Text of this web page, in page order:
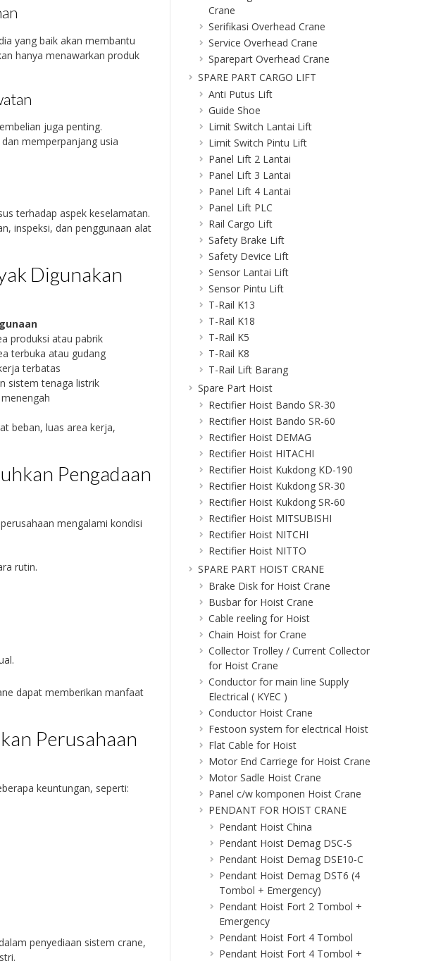
yang baik akan membantu
hanya menawarkan produk
juga penting.
memperpanjang usia
terhadap aspek keselamatan.
inspeksi, dan penggunaan alat
Digunakan
produksi atau pabrik
terbuka atau gudang
terbatas
sistem tenaga listrik
beban, luas area kerja,
Pengadaan
mengalami kondisi
rutin.
dapat memberikan manfaat
Perusahaan
keuntungan, seperti:
penyediaan sistem crane,
Crane
Serifikasi Overhead Crane
Service Overhead Crane
Sparepart Overhead Crane
SPARE PART CARGO LIFT
Anti Putus Lift
Guide Shoe
Limit Switch Lantai Lift
Limit Switch Pintu Lift
Panel Lift 2 Lantai
Panel Lift 3 Lantai
Panel Lift 4 Lantai
Panel Lift PLC
Rail Cargo Lift
Safety Brake Lift
Safety Device Lift
Sensor Lantai Lift
Sensor Pintu Lift
T-Rail K13
T-Rail K18
T-Rail K5
T-Rail K8
T-Rail Lift Barang
Spare Part Hoist
Rectifier Hoist Bando SR-30
Rectifier Hoist Bando SR-60
Rectifier Hoist DEMAG
Rectifier Hoist HITACHI
Rectifier Hoist Kukdong KD-190
Rectifier Hoist Kukdong SR-30
Rectifier Hoist Kukdong SR-60
Rectifier Hoist MITSUBISHI
Rectifier Hoist NITCHI
Rectifier Hoist NITTO
SPARE PART HOIST CRANE
Brake Disk for Hoist Crane
Busbar for Hoist Crane
Cable reeling for Hoist
Chain Hoist for Crane
Collector Trolley / Current Collector
for Hoist Crane
Conductor for main line Supply
Electrical ( KYEC )
Conductor Hoist Crane
Festoon system for electrical Hoist
Flat Cable for Hoist
Motor End Carriege for Hoist Crane
Motor Sadle Hoist Crane
Panel c/w komponen Hoist Crane
PENDANT FOR HOIST CRANE
Pendant Hoist China
Pendant Hoist Demag DSC-S
Pendant Hoist Demag DSE10-C
Pendant Hoist Demag DST6 (4
Tombol + Emergency)
Pendant Hoist Fort 2 Tombol +
Emergency
Pendant Hoist Fort 4 Tombol
Pendant Hoist Fort 4 Tombol +